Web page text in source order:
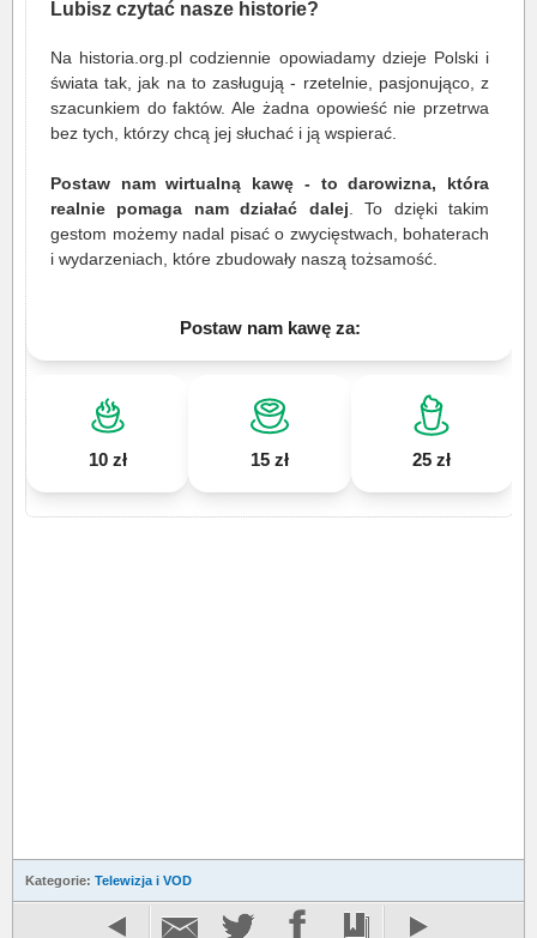
Lubisz czytać nasze historie?
Na historia.org.pl codziennie opowiadamy dzieje Polski i
świata tak, jak na to zasługują - rzetelnie, pasjonująco, z
szacunkiem do faktów. Ale żadna opowieść nie przetrwa
bez tych, którzy chcą jej słuchać i ją wspierać.
Postaw nam wirtualną kawę - to darowizna, która
realnie pomaga nam działać dalej . To dzięki takim
gestom możemy nadal pisać o zwycięstwach, bohaterach
i wydarzeniach, które zbudowały naszą tożsamość.
Postaw nam kawę za:
10 zł 15 zł 25 zł
Kategorie: Telewizja i VOD